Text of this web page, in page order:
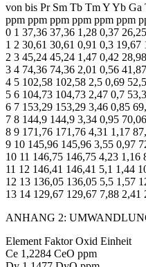
von bis Pr Sm Tb Tm Y Yb Ga
ppm ppm ppm ppm ppm ppm
0 1 37,36 37,36 1,28 0,37
1 2 30,61 30,61 0,91 0,3 19,67
2 3 45,24 45,24 1,47 0,42
3 4 74,36 74,36 2,01 0,56
4 5 102,58 102,58 2,5 0,69
5 6 104,73 104,73 2,47 0,7
6 7 153,29 153,29 3,46 0,85
7 8 144,9 144,9 3,34 0,95
8 9 171,76 171,76 4,31 1,17
9 10 145,96 145,96 3,55 0,97
10 11 146,75 146,75 4,23 1,16
11 12 146,41 146,41 5,1 1,44
12 13 136,05 136,05 5,5 1,57
13 14 129,67 129,67 7,88 2,41
ANHANG 2:
Element Faktor Oxid Einheit
Ce 1,2284 CeO ppm